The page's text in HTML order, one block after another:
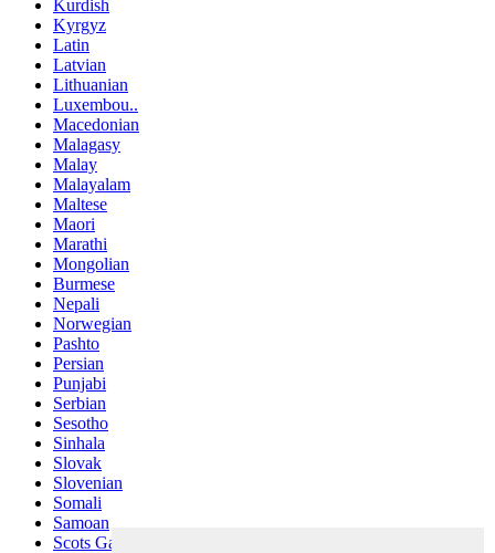
Kurdish
Kyrgyz
Latin
Latvian
Lithuanian
Luxembou..
Macedonian
Malagasy
Malay
Malayalam
Maltese
Maori
Marathi
Mongolian
Burmese
Nepali
Norwegian
Pashto
Persian
Punjabi
Serbian
Sesotho
Sinhala
Slovak
Slovenian
Somali
Samoan
Scots Gaelic